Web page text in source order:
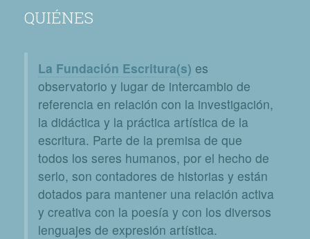
QUIÉNES
La Fundación Escritura(s) es
observatorio y lugar de intercambio de
referencia en relación con la investigación,
la didáctica y la práctica artística de la
escritura. Parte de la premisa de que
todos los seres humanos, por el hecho de
serlo, son contadores de historias y están
dotados para mantener una relación activa
y creativa con la poesía y con los diversos
lenguajes de expresión artística.